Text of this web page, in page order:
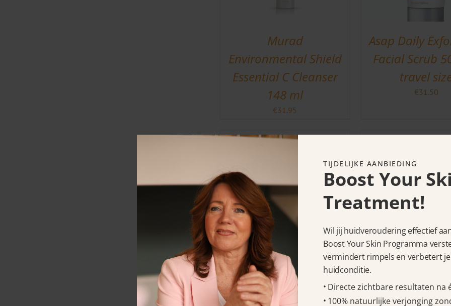
Murad
Environmental Shield
Essential C Cleanser
148 ml
€31.95
Asap Daily
Facial Scrub
travel
€31.50
Murad Lipid-
Enriched Double
Cleansing Balm 50 ml
Murad AHA/
148 ml
TIJDELIJKE AANBIEDING
Boost Your
Treatment!
Wil jij huidveroudering effectief
Boost Your Skin Programma
vermindert rimpels en verbetert
huidconditie.
Directe zichtbare resultaten na
100% natuurlijke verjonging